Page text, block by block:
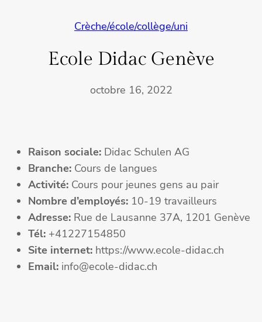
Crèche/école/collège/uni
Ecole Didac Genève
octobre 16, 2022
Raison sociale: Didac Schulen AG
Branche: Cours de langues
Activité: Cours pour jeunes gens au pair
Nombre d’employés: 10-19 travailleurs
Adresse: Rue de Lausanne 37A, 1201 Genève
Tél: +41227154850
Site internet: https://www.ecole-didac.ch
Email: info@ecole-didac.ch